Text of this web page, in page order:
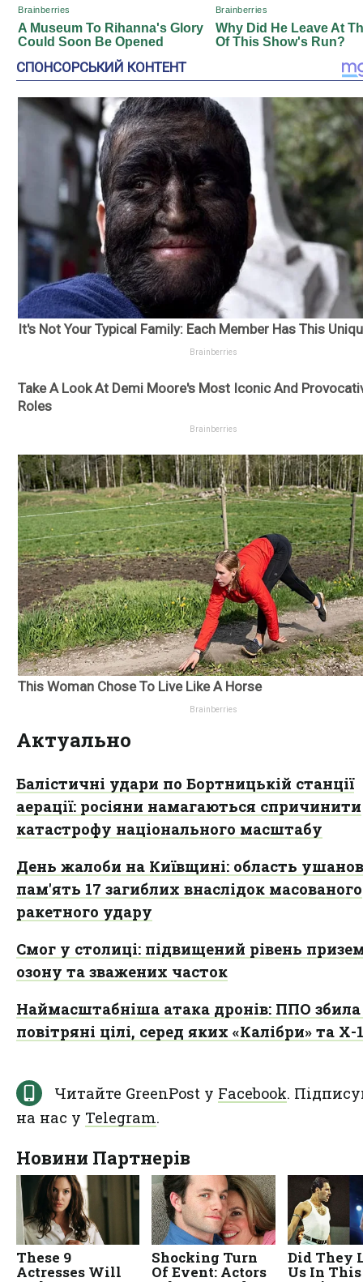
Актуально
Балістичні удари по Бортницькій станції
аерації: росіяни намагаються спричинити
катастрофу національного масштабу
День жалоби на Київщині: область
пам'ять 17 загиблих внаслідок масованого
ракетного удару
Смог у столиці: підвищений рівень
озону та зважених часток
Наймасштабніша атака дронів: ППО збила
повітряні цілі, серед яких «Калібри» та Х-
Читайте GreenPost у Facebook.
на нас у Telegram.